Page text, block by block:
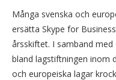
Många svenska och
ersätta Skype for
årsskiftet. I samband
bland lagstiftningen inom
och europeiska lagar